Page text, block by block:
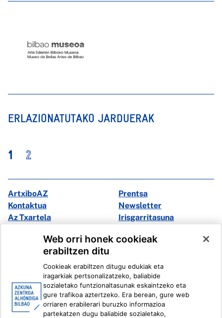
ERLAZIONATUTAKO JARDUERAK
1 2
ArtxiboAZ
Prentsa
Kontaktua
Newsletter
Az Txartela
Irisgarritasuna
Instagram
Youtube
Linkedin
Ivoox
Lege informazioa Barneko Informazio Sistema
Web orri honek cookieak
erabiltzen ditu
Cookieak erabiltzen ditugu edukiak eta
iragarkiak pertsonalizatzeko, baliabide
sozialetako funtzionaltasunak eskaintzeko eta
gure trafikoa aztertzeko. Era berean, gure web
orriaren erabilerari buruzko informazioa
partekatzen dugu baliabide sozialetako,